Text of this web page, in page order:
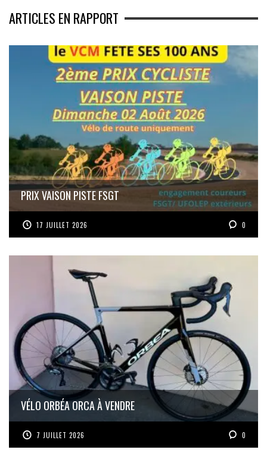
ARTICLES EN RAPPORT
PRIX VAISON PISTE FSGT
17 JUILLET 2026 0
VÉLO ORBÉA ORCA À VENDRE
7 JUILLET 2026 0